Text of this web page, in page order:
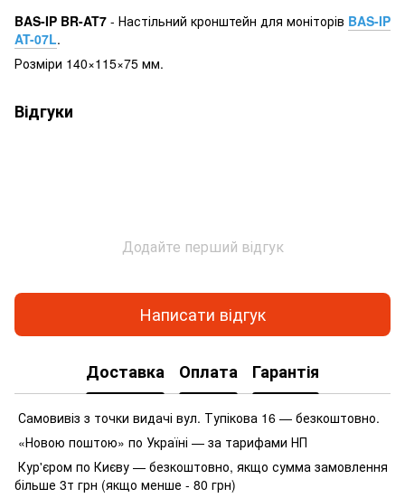
BAS-IP BR-AT7 - Настільний кронштейн для моніторів BAS-IP
AT-07L.
Розміри 140×115×75 мм.
Відгуки
Додайте перший відгук
Написати відгук
Доставка Оплата Гарантія
Самовивіз з точки видачі вул. Тупікова 16 — безкоштовно.
«Новою поштою» по Україні — за тарифами НП
Кур'єром по Києву — безкоштовно, якщо сумма замовлення
більше 3т грн (якщо менше - 80 грн)